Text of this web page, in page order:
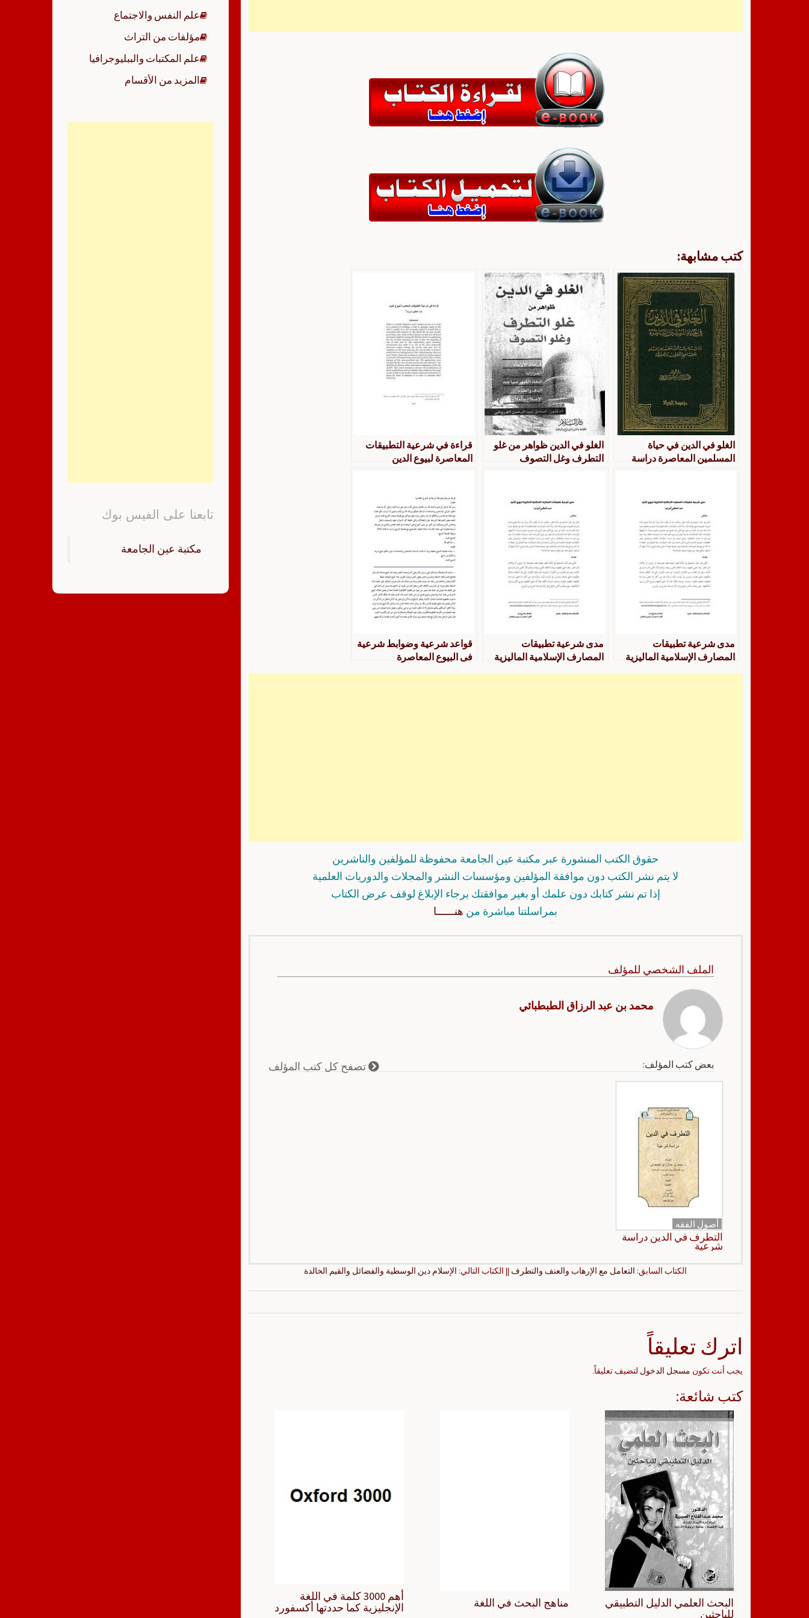
كتب مشابهة:
الغلو في الدين في حياة
المسلمين المعاصرة دراسة
الغلو في الدين ظواهر من غلو
التطرف وغل التصوف
قراءة في شرعية التطبيقات
المعاصرة لبيوع الدين
مدى شرعية تطبيقات
المصارف الإسلامية الماليزية
مدى شرعية تطبيقات
المصارف الإسلامية الماليزية
قواعد شرعية وضوابط شرعية
فى البيوع المعاصرة
حقوق الكتب المنشورة عبر مكتبة عين الجامعة محفوظة للمؤلفين والناشرين
لا يتم نشر الكتب دون موافقة المؤلفين ومؤسسات النشر والمجلات والدوريات العلمية
إذا تم نشر كتابك دون علمك أو بغير موافقتك برجاء الإبلاغ لوقف عرض الكتاب
بمراسلتنا مباشرة من هنــــــا
الملف الشخصي للمؤلف
محمد بن عبد الرزاق الطبطبائي
بعض كتب المؤلف: تصفح كل كتب المؤلف
أصول الفقه
التطرف في الدين دراسة
شرعية
الكتاب السابق: التعامل مع الإرهاب والعنف والتطرف || الكتاب التالي: الإسلام دين الوسطية والفضائل والقيم الخالدة
اترك تعليقاً
يجب أنت تكون مسجل الدخول لتضيف تعليقاً.
كتب شائعة:
أهم 3000 كلمة في اللغة
الإنجليزية كما حددتها أكسفورد
مناهج البحث في اللغة
البحث العلمي الدليل التطبيقي
للباحثين
علم النفس والاجتماع
مؤلفات من التراث
علم المكتبات والببليوجرافيا
المزيد من الأقسام
تابعنا على الفيس بوك
‏مكتبة عين الجامعة‏